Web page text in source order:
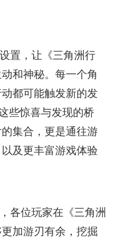
置，让《三角洲行
和神秘。每一个角
都可能触发新的发
些惊喜与发现的桥
集合，更是通往游
及更丰富游戏体验
各位玩家在《三角洲
加游刃有余，挖掘